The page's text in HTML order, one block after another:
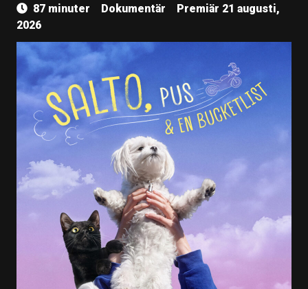
87 minuter Dokumentär
Premiär 21 augusti,
2026